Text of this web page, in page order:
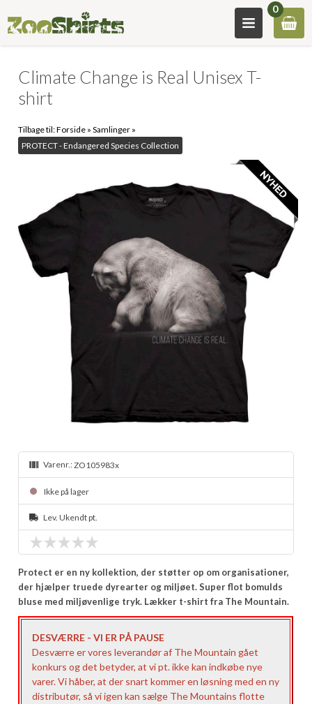
0
Climate Change is Real Unisex T-
shirt
Tilbage til:Forside »Samlinger »
PROTECT - Endangered Species Collection
Varenr.:ZO105983x
Ikke på lager
Lev. Ukendt pt.
Protect er en ny kollektion, der støtter op om organisationer,
der hjælper truede dyrearter og miljøet. Super flot bomulds
bluse med miljøvenlige tryk. Lækker t-shirt fra The Mountain.
DESVÆRRE - VI ER PÅ PAUSE
Desværre er vores leverandør af The Mountain gået
konkurs og det betyder, at vi pt. ikke kan indkøbe nye
varer. Vi håber, at der snart kommer en løsning med en ny
distributør, så vi igen kan sælge The Mountains flotte